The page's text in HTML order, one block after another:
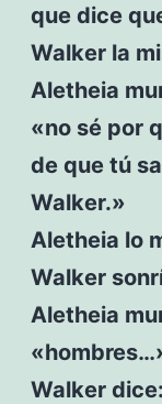
que dice
Walker la
Aletheia
«no sé por
de que tú
Walker.»
Aletheia lo
Walker
Aletheia
Walker